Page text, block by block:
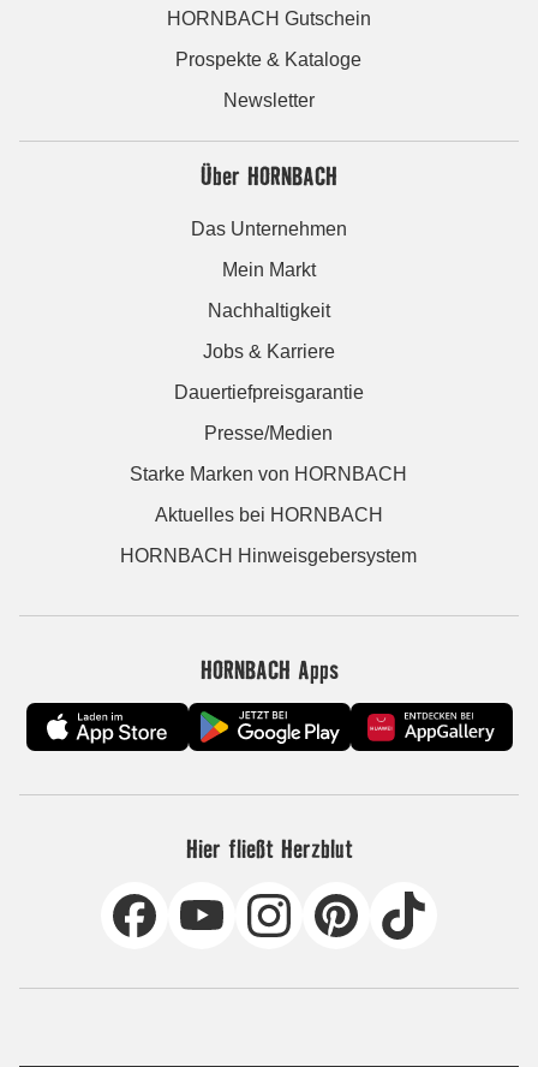
HORNBACH Gutschein
Prospekte & Kataloge
Newsletter
Über HORNBACH
Das Unternehmen
Mein Markt
Nachhaltigkeit
Jobs & Karriere
Dauertiefpreisgarantie
Presse/Medien
Starke Marken von HORNBACH
Aktuelles bei HORNBACH
HORNBACH Hinweisgebersystem
HORNBACH Apps
Hier fließt Herzblut